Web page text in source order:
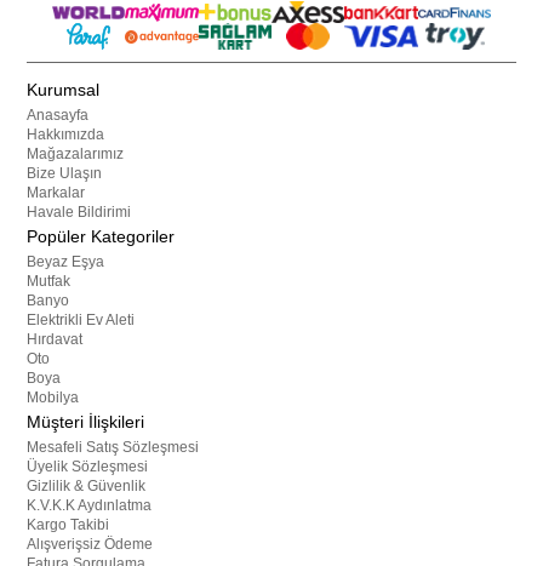
Kurumsal
Anasayfa
Hakkımızda
Mağazalarımız
Bize Ulaşın
Markalar
Havale Bildirimi
Popüler Kategoriler
Beyaz Eşya
Mutfak
Banyo
Elektrikli Ev Aleti
Hırdavat
Oto
Boya
Mobilya
Müşteri İlişkileri
Mesafeli Satış Sözleşmesi
Üyelik Sözleşmesi
Gizlilik & Güvenlik
K.V.K.K Aydınlatma
Kargo Takibi
Alışverişsiz Ödeme